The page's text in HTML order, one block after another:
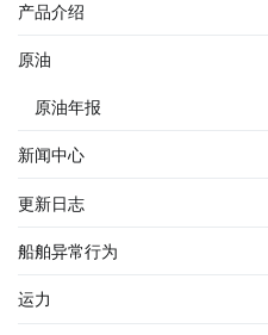
产品介绍
原油
原油年报
新闻中心
更新日志
船舶异常行为
运力